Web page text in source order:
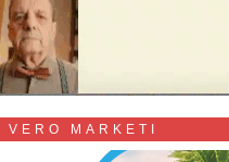
VERO MARKETI